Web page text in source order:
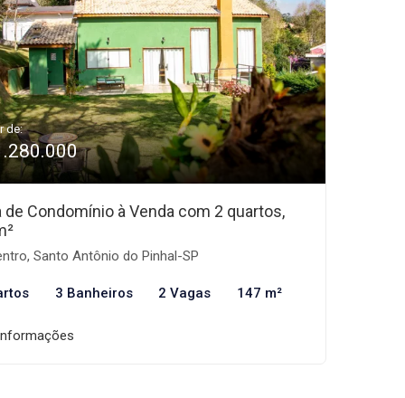
de:
de Condomínio à Venda com 2 quartos,
Santo Antônio do Pinhal-SP
3 Banheiros 2 Vagas 147 m²